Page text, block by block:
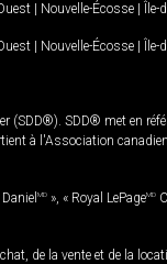
| Nouvelle-Écosse | Île-
| Nouvelle-Écosse | Île-
(SDD®). SDD® met en
à l'Association
MD », « Royal LePageMD
de la vente et de la